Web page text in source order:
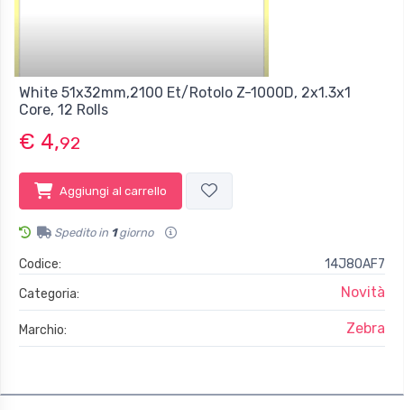
White 51x32mm,2100 Et/Rotolo Z-1000D, 2x1.3x1
Core, 12 Rolls
€ 4,92
Aggiungi al carrello
Spedito in 1giorno
Codice:
14J8OAF7
Categoria:
Novità
Marchio: Zebra